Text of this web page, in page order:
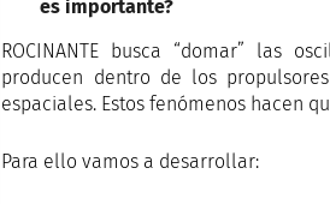
es importante?
ROCINANTE busca “domar” las
producen dentro de los
espaciales. Estos fenómenos hacen
Para ello vamos a desarrollar: